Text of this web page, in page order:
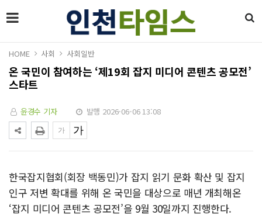
HOME 사회 사회일반
온 국민이 참여하는 ‘제19회 잡지 미디어 콘텐츠 공모전’
스타트
윤경수 기자 발행 2026-06-06 13:08
한국잡지협회(회장 백동민)가 잡지 읽기 문화 확산 및 잡지
인구 저변 확대를 위해 온 국민을 대상으로 매년 개최해온
‘잡지 미디어 콘텐츠 공모전’을 9월 30일까지 진행한다.